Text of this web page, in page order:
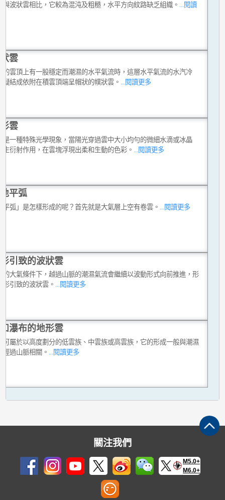
與波狀雲相比，它較為混沌及粗糙，水平方向紋路缺乏組織。 ...閱讀
雲
的雲頂上有一股穩定而潮濕的水平氣流時，這層水平氣流的水汽冷
凝結成依附在積雲頂端呈帽狀的幞狀雲。 ...閱讀更多
雲
是一種特殊光學現象，當陽光穿過雲中大小均勻的微細水滴或冰晶
生衍射作用，在雲塊浮現出柔和生動的色彩。
...閱讀更多
平弧
平弧」是怎樣形成的呢？首先就是大氣層上空有卷雲。 ...閱讀更多
引致的波狀雲
的大氣條件下，越過山脈的潮濕氣流會繼續以波動形式向前推進，形
形引致的波狀雲。 ...閱讀更多
瀑布的地形雲
可屬於以高度劃分的低雲族、中雲族或高雲族，它的形成一般與潮濕
經過山脈相關。
...閱讀更多
關注我們
M5.0+
M6.0+